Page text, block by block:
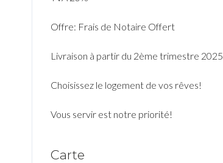
Offre: Frais de Notaire Offert
Livraison à partir du 2ème trimestre 2025
Choisissez le logement de vos rêves!
Vous servir est notre priorité!
Carte